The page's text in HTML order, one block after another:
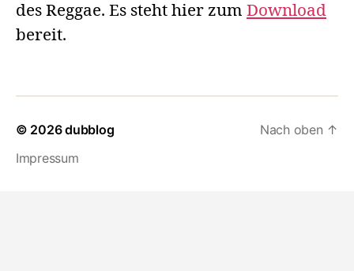
des Reggae. Es steht hier zum Download
bereit.
© 2026dubblog
Impressum
Nach oben ↑